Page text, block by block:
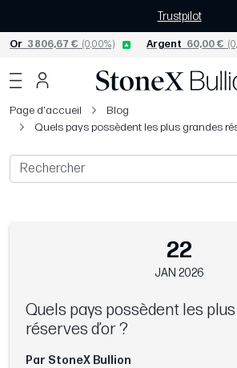
Trustpilot
Or 3 806,67 € (0,00%) Argent 60,00 €
Page d'accueil
Blog
Quels pays possèdent les plus grandes
22
JAN 2026
Quels pays possèdent les
réserves d’or ?
Par StoneX Bullion